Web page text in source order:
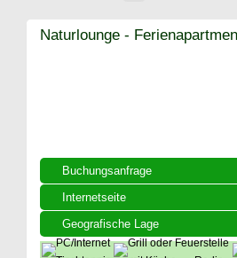
Buchungsanfrage
Internetseite
Geografische Lage
Naturlounge -